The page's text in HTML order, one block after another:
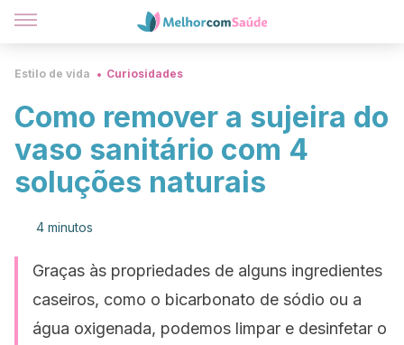
Estilo de vida Curiosidades
Como remover a sujeira do
vaso sanitário com 4
soluções naturais
4 minutos
Graças às propriedades de alguns ingredientes
caseiros, como o bicarbonato de sódio ou a
água oxigenada, podemos limpar e desinfetar o